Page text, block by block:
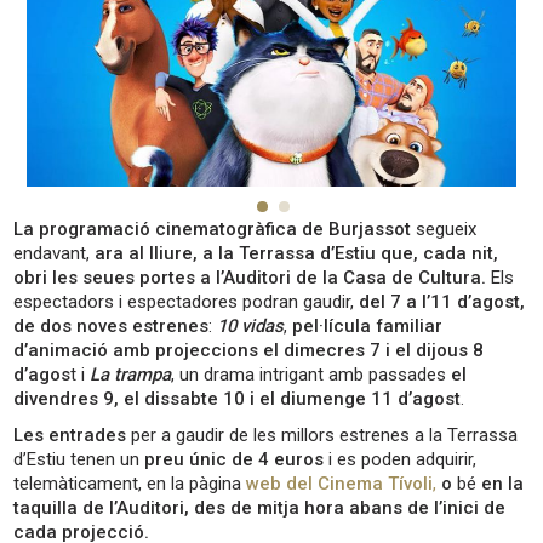
La programació cinematogràfica de Burjassot segueix
endavant, ara al lliure, a la Terrassa d’Estiu que, cada nit,
obri les seues portes a l’Auditori de la Casa de Cultura. Els
espectadors i espectadores podran gaudir, del 7 a l’11 d’agost,
de dos noves estrenes: 10 vidas, pel·lícula familiar
d’animació amb projeccions el dimecres 7 i el dijous 8
d’agost i La trampa, un drama intrigant amb passades el
divendres 9, el dissabte 10 i el diumenge 11 d’agost.
Les entrades per a gaudir de les millors estrenes a la Terrassa
d’Estiu tenen un preu únic de 4 euros i es poden adquirir,
telemàticament, en la pàginaweb del Cinema Tívoli, o bé en la
taquilla de l’Auditori, des de mitja hora abans de l’inici de
cada projecció.